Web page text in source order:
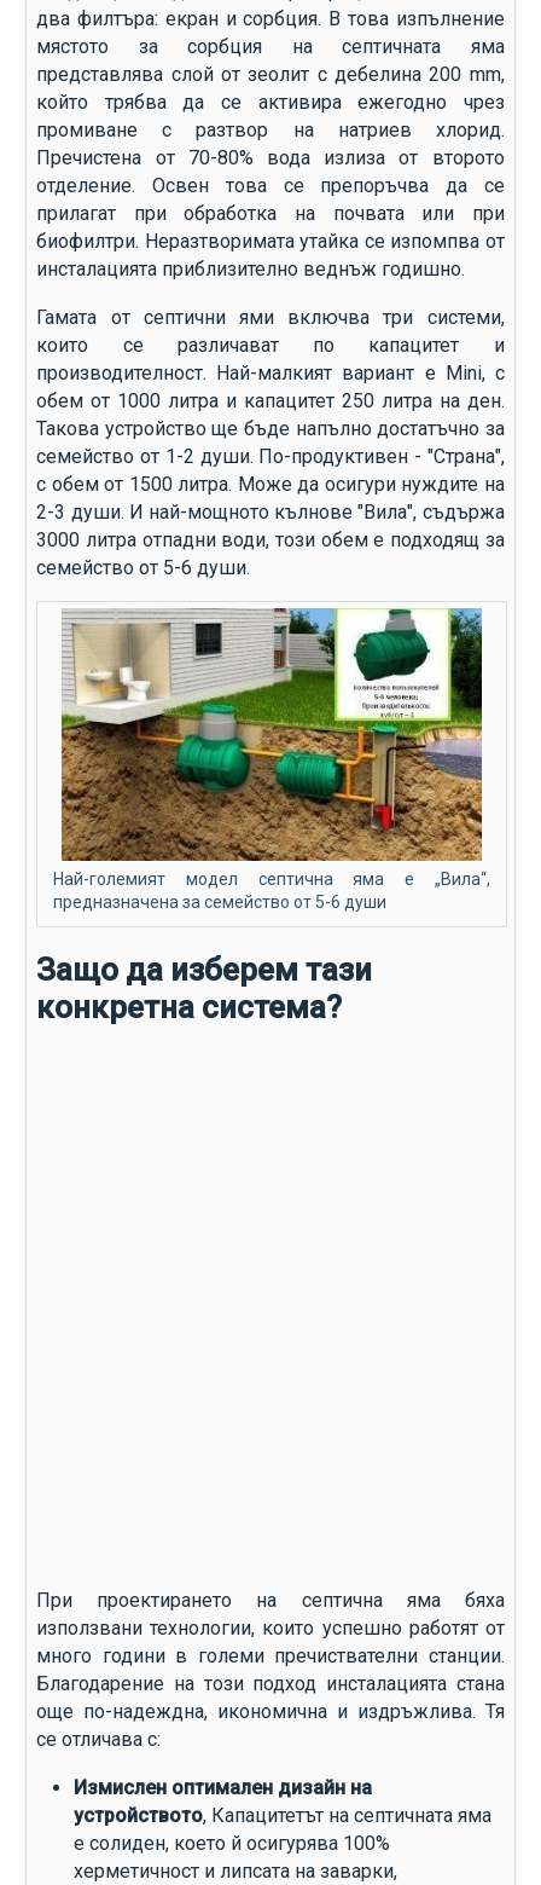
два филтъра: екран и сорбция. В това изпълнение
мястото за сорбция на септичната яма
представлява слой от зеолит с дебелина 200 mm,
който трябва да се активира ежегодно чрез
промиване с разтвор на натриев хлорид.
Пречистена от 70-80% вода излиза от второто
отделение. Освен това се препоръчва да се
прилагат при обработка на почвата или при
биофилтри. Неразтворимата утайка се изпомпва от
инсталацията приблизително веднъж годишно.
Гамата от септични ями включва три системи,
които се различават по капацитет и
производителност. Най-малкият вариант е Mini, с
обем от 1000 литра и капацитет 250 литра на ден.
Такова устройство ще бъде напълно достатъчно за
семейство от 1-2 души. По-продуктивен - "Страна",
с обем от 1500 литра. Може да осигури нуждите на
2-3 души. И най-мощното кълнове "Вила", съдържа
3000 литра отпадни води, този обем е подходящ за
семейство от 5-6 души.
Най-големият модел септична яма е „Вила“,
предназначена за семейство от 5-6 души
Защо да изберем тази
конкретна система?
При проектирането на септична яма бяха
използвани технологии, които успешно работят от
много години в големи пречиствателни станции.
Благодарение на този подход инсталацията стана
още по-надеждна, икономична и издръжлива. Тя
се отличава с:
Измислен оптимален дизайн на
устройството, Капацитетът на септичната яма
е солиден, което й осигурява 100%
херметичност и липсата на заварки,